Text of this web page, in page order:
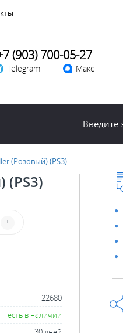
(903) 700-05-27
Telegram Макс
(Розовый) (PS3)
+
22680
есть в наличии